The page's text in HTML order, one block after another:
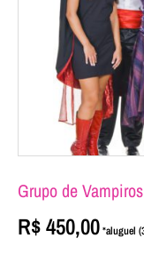
Grupo de Vampiros
R$450,00